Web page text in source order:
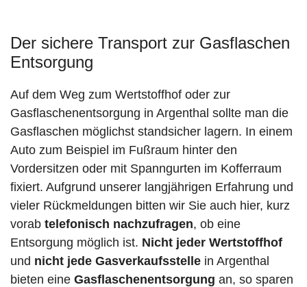
Der sichere Transport zur Gasflaschen
Entsorgung
Auf dem Weg zum Wertstoffhof oder zur
Gasflaschenentsorgung in Argenthal sollte man die
Gasflaschen möglichst standsicher lagern. In einem
Auto zum Beispiel im Fußraum hinter den
Vordersitzen oder mit Spanngurten im Kofferraum
fixiert. Aufgrund unserer langjährigen Erfahrung und
vieler Rückmeldungen bitten wir Sie auch hier, kurz
vorab telefonisch nachzufragen, ob eine
Entsorgung möglich ist. Nicht jeder Wertstoffhof
und nicht jede Gasverkaufsstelle in Argenthal
bieten eine Gasflaschenentsorgung an, so sparen